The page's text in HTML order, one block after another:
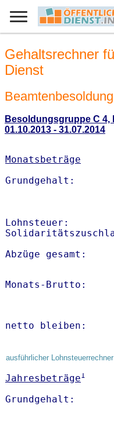
Gehaltsrechner
Dienst
Besoldungsgruppe C 4,
01.10.2013 - 31.07.2014
Monatsbeträge
Lohnsteuer:
Abzüge gesamt:
Monats-
netto
ausführlicher
Jahresbeträge1